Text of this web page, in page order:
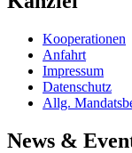
Kooperationen
Anfahrt
Impressum
Datenschutz
Allg.
News &